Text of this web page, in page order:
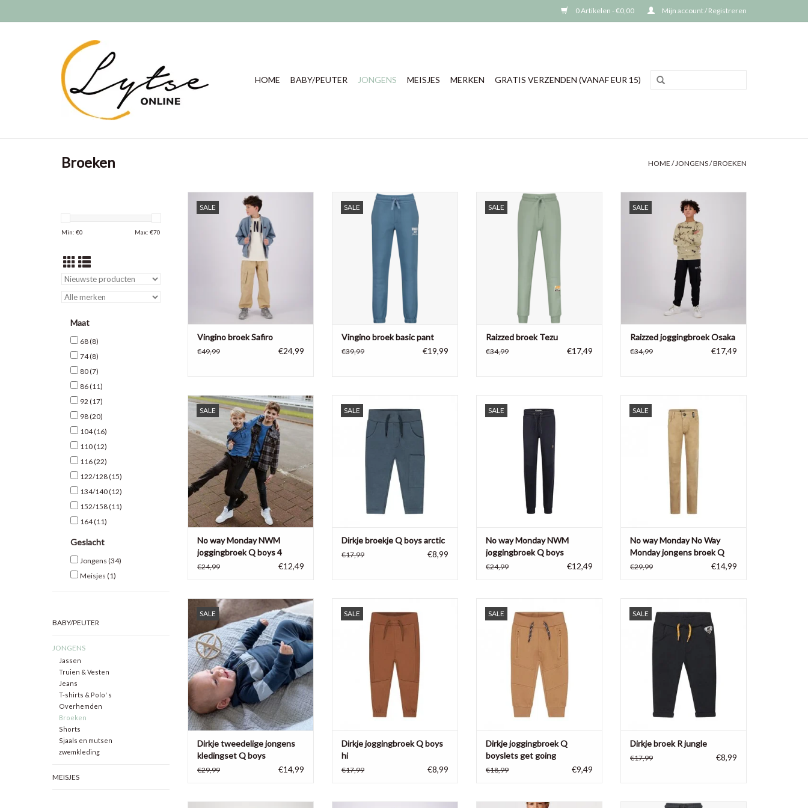
0 Artikelen - €0,00 Mijn account / Registreren
HOME BABY/PEUTER JONGENS MEISJES MERKEN GRATIS VERZENDEN (VANAF EUR 15)
Broeken HOME /JONGENS/BROEKEN
Min: €0 Max: €70
Maat
68(8)
74(8)
80(7)
86(11)
92 (17)
98(20)
104(16)
110(12)
116(22)
122/128(15)
134/140(12)
152/158(11)
164(11)
Geslacht
Jongens (34)
Meisjes (1)
BABY/PEUTER
JONGENS
Jassen
Truien & Vesten
Jeans
T-shirts & Polo' s
Overhemden
Broeken
Shorts
Sjaals en mutsen
zwemkleding
MEISJES
SALE
Vingino jongens cargo broek Safiro,
100% katoen
TOEVOEGEN AAN WINKELWAGEN
Vingino broek Safiro
€49,99 €24,99
SALE
Vingino jongens joggingbroek basic
pant
80% katoen, 20% polyester
TOEVOEGEN AAN WINKELWAGEN
Vingino broek basic pant
€39,99 €19,99
SALE
Raizzed jongens joggingbroek Tezu,
misty green
TOEVOEGEN AAN WINKELWAGEN
Raizzed broek Tezu
€34,99 €17,49
SALE
Raizzed jongens joggingbroek
Osaka
95% katoen
TOEVOEGEN AAN WINKELWAGEN
Raizzed joggingbroek Osaka
€34,99 €17,49
SALE
No way Monday NWM joggingbroek
Q boys 4
TOEVOEGEN AAN WINKELWAGEN
No way Monday NWM
joggingbroek Q boys 4
€24,99 €12,49
SALE
TOEVOEGEN AAN WINKELWAGEN
Dirkje broekje Q boys arctic
€17,99 €8,99
SALE
Q boys
TOEVOEGEN AAN WINKELWAGEN
No way Monday NWM
joggingbroek Q boys
€24,99 €12,49
SALEjongens broek Q boys 3
TOEVOEGEN AAN WINKELWAGEN
No way Monday No Way
Monday jongens broek Q
boys 3
€29,99 €14,99
SALE
Leuke set bestaande uit een
joggingbroek en een sweater met
een opstaand kraagje
TOEVOEGEN AAN WINKELWAGEN
Dirkje tweedelige jongens
kledingset Q boys
€29,99 €14,99
SALEwintercollectie van Dirkje
TOEVOEGEN AAN WINKELWAGEN
Dirkje joggingbroek Q boys
hi
€17,99 €8,99
SALE
lets get going brown
TOEVOEGEN AAN WINKELWAGEN
Dirkje joggingbroek Q
boyslets get going
€18,99 €9,49
SALE
jungle, 95% katoen, 5% elastane
TOEVOEGEN AAN WINKELWAGEN
Dirkje broek R jungle
€17,99 €8,99